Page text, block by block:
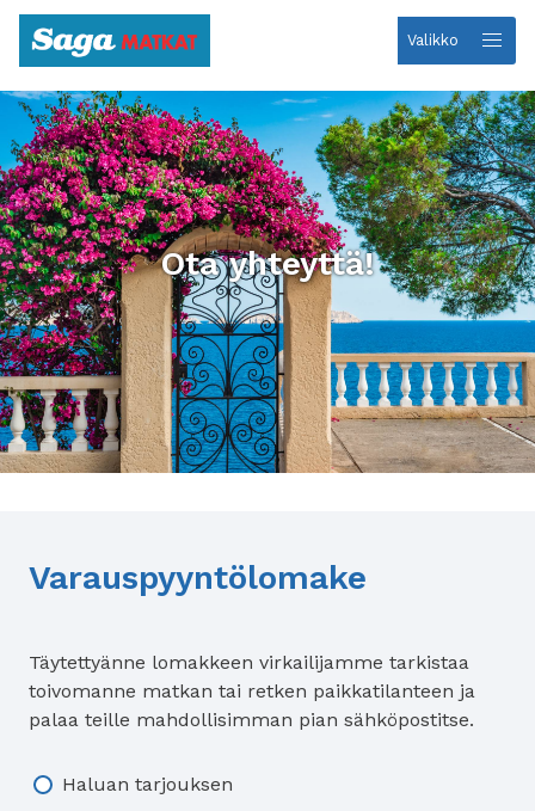
Etusivulle
Valikko
Ota yhteyttä!
Varauspyyntölomake
Täytettyänne lomakkeen virkailijamme tarkistaa
toivomanne matkan tai retken paikkatilanteen ja
palaa teille mahdollisimman pian sähköpostitse.
Tarjous/varaus
Haluan tarjouksen